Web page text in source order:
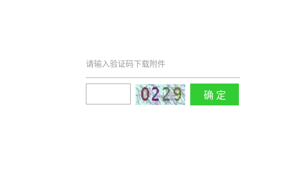
请输入验证码下载附件